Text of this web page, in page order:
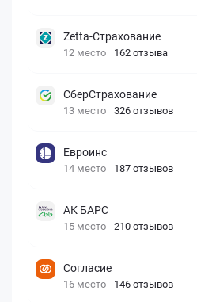
Zetta-Страхование
12 место 162 отзыва
СберСтрахование
13 место 326 отзывов
Евроинс
14 место 187 отзывов
АК БАРС
15 место 210 отзывов
Согласие
16 место 146 отзывов